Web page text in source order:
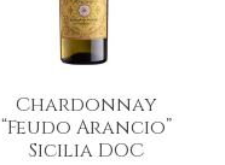
Chardonnay
“Feudo Arancio”
Sicilia DOC